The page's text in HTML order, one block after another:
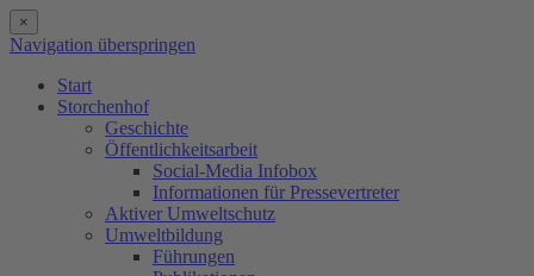
×
Navigation überspringen
Start
Storchenhof
Geschichte
Öffentlichkeitsarbeit
Social-Media Infobox
Informationen für Pressevertreter
Aktiver Umweltschutz
Umweltbildung
Führungen